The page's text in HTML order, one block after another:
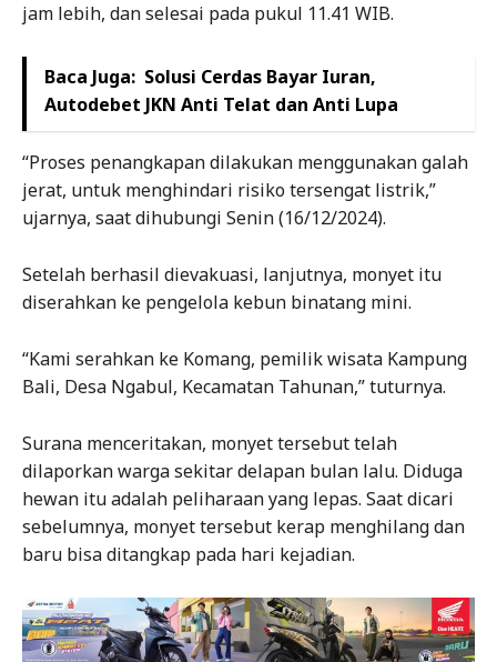
jam lebih, dan selesai pada pukul 11.41 WIB.
Baca Juga: Solusi Cerdas Bayar Iuran,
Autodebet JKN Anti Telat dan Anti Lupa
“Proses penangkapan dilakukan menggunakan galah
jerat, untuk menghindari risiko tersengat listrik,”
ujarnya, saat dihubungi Senin (16/12/2024).
Setelah berhasil dievakuasi, lanjutnya, monyet itu
diserahkan ke pengelola kebun binatang mini.
“Kami serahkan ke Komang, pemilik wisata Kampung
Bali, Desa Ngabul, Kecamatan Tahunan,” tuturnya.
Surana menceritakan, monyet tersebut telah
dilaporkan warga sekitar delapan bulan lalu. Diduga
hewan itu adalah peliharaan yang lepas. Saat dicari
sebelumnya, monyet tersebut kerap menghilang dan
baru bisa ditangkap pada hari kejadian.